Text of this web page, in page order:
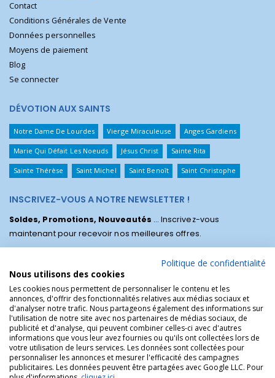
Contact
Conditions Générales de Vente
Données personnelles
Moyens de paiement
Blog
Se connecter
DÉVOTION AUX SAINTS
Notre Dame De Lourdes Vierge Miraculeuse Anges Gardiens
Marie Qui Défait Les Noeuds Jésus Christ Sainte Rita
Sainte Thérèse Saint Michel Saint Benoît Saint Christophe
INSCRIVEZ-VOUS A NOTRE NEWSLETTER !
Soldes, Promotions, Nouveautés ... Inscrivez-vous
maintenant pour recevoir nos meilleures offres.
La Boutique des Chrétiens © | La boutique religieuse chrétienne de
référence !.
Politique de confidentialité
Nous utilisons des cookies
Les cookies nous permettent de personnaliser le contenu et les
annonces, d'offrir des fonctionnalités relatives aux médias sociaux et
d'analyser notre trafic. Nous partageons également des informations sur
l'utilisation de notre site avec nos partenaires de médias sociaux, de
publicité et d'analyse, qui peuvent combiner celles-ci avec d'autres
informations que vous leur avez fournies ou qu'ils ont collectées lors de
votre utilisation de leurs services. Les données sont collectées pour
personnaliser les annonces et mesurer l'efficacité des campagnes
publicitaires. Les données peuvent être partagées avec Google LLC. Pour